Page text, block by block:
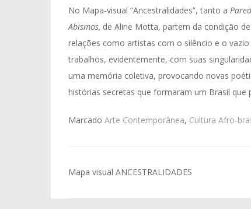
No Mapa-visual “Ancestralidades”, tanto a
Abismos, de Aline Motta, partem da condição
relações como artistas com o silêncio e o
trabalhos, evidentemente, com suas
uma memória coletiva, provocando novas
histórias secretas que formaram um Brasil que
Marcado Arte Contemporânea, Cultura Afro-
Navegação
Mapa visual ANCESTRALIDADES